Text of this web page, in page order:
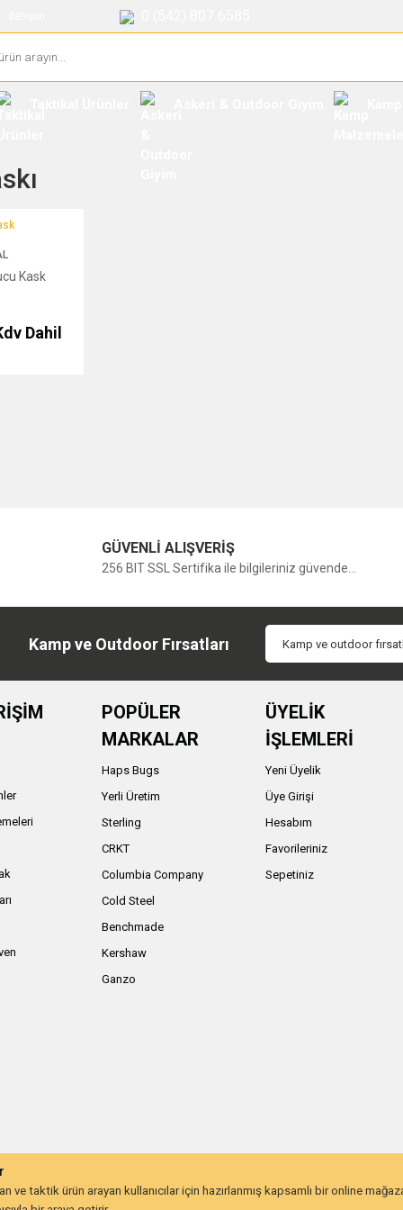
Kask
Dahil
GÜVENLİ ALIŞVERİŞ
256 BIT SSL Sertifika ile bilgileriniz güvende...
Kamp ve Outdoor Fırsatları
POPÜLER
MARKALAR
Haps Bugs
Yerli Üretim
Sterling
CRKT
Columbia Company
Cold Steel
Benchmade
Kershaw
Ganzo
ÜYELİK
İŞLEMLERİ
Yeni Üyelik
Üye Girişi
Hesabım
Favorileriniz
Sepetiniz
taktik ürün arayan kullanıcılar için hazırlanmış kapsamlı bir online